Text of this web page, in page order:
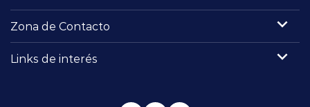
Zona de Contacto
Links de interés